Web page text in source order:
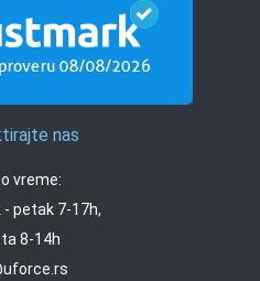
nas
vreme:
- petak 7-17h,
8-14h